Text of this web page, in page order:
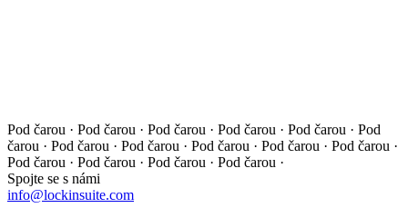
Pod čarou · Pod čarou · Pod čarou · Pod čarou · Pod čarou · Pod
čarou · Pod čarou · Pod čarou · Pod čarou · Pod čarou · Pod čarou ·
Pod čarou · Pod čarou · Pod čarou · Pod čarou ·
Spojte se s námi
info@lockinsuite.com